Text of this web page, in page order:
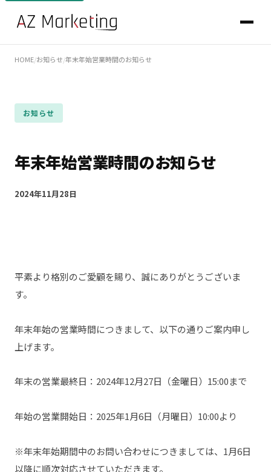
HOME/お知らせ/年末年始営業時間のお知らせ
お知らせ
年末年始営業時間のお知らせ
2024年11月28日
平素より格別のご愛顧を賜り、誠にありがとうございま
す。
年末年始の営業時間につきまして、以下の通りご案内申し
上げます。
年末の営業最終日：2024年12月27日（金曜日）15:00まで
年始の営業開始日：2025年1月6日（月曜日）10:00より
※年末年始期間中のお問い合わせにつきましては、1月6日
以降に順次対応させていただきます。